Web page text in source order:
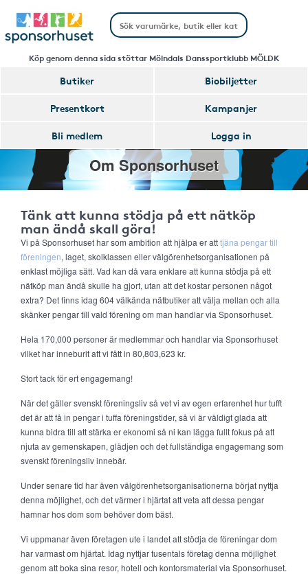
Köp genom denna sida stöttar Mölndals Danssportklubb MÖLDK
Butiker
Biobiljetter
Presentkort
Kampanjer
Bli medlem
Logga in
Om Sponsorhuset
Tänk att kunna stödja på ett nätköp
man ändå skall göra!
Vi på Sponsorhuset har som ambition att hjälpa er atttjäna pengar till
föreningen, laget, skolklassen eller välgörenhetsorganisationen på
enklast möjliga sätt. Vad kan då vara enklare att kunna stödja på ett
nätköp man ändå skulle ha gjort, utan att det kostar personen något
extra? Det finns idag 604 välkända nätbutiker att välja mellan och alla
skänker pengar till vald förening om man handlar via Sponsorhuset.
Hela 170,000 personer är medlemmar och handlar via Sponsorhuset
vilket har inneburit att vi fått in 80,803,623 kr.
Stort tack för ert engagemang!
När det gäller svenskt föreningsliv så vet vi av egen erfarenhet hur tufft
det är att få in pengar i tuffa föreningstider, så vi är väldigt glada att
kunna bidra till att stärka er ekonomi så ni kan lägga fullt fokus på att
njuta av gemenskapen, glädjen och det fullständiga engagemang som
svenskt föreningsliv innebär.
Under senare tid har även välgörenhetsorganisationerna börjat nyttja
denna möjlighet, och det värmer i hjärtat att veta att dessa pengar
hamnar hos dom som behöver dom bäst.
Vi uppmanar även företagen ute i landet att stödja de föreningar dom
har varmast om hjärtat. Idag nyttjar tusentals företag denna möjlighet
genom att boka sina resor, hotell och kontorsmaterial via Sponsorhuset.